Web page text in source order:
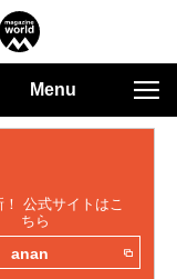
Menu
公式サイトはこ
ちら
anan